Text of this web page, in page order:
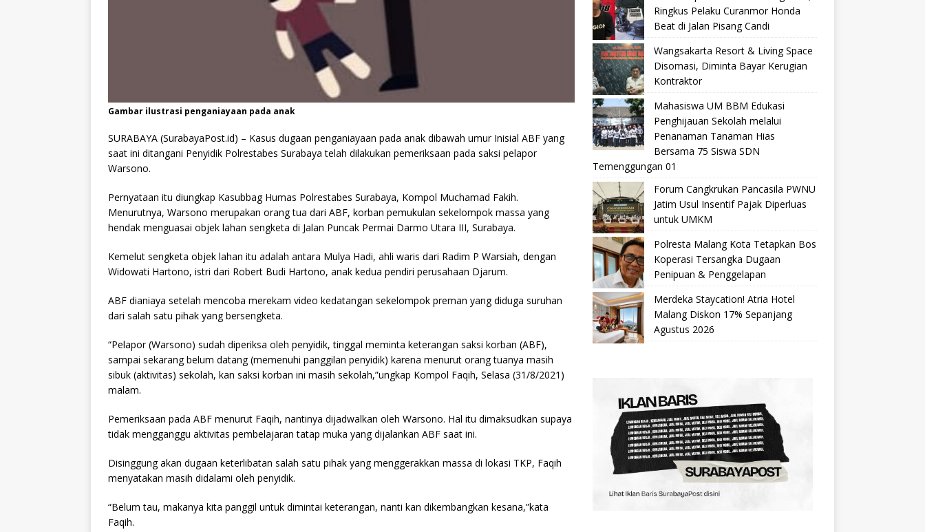
Gambar ilustrasi penganiayaan pada anak
SURABAYA (SurabayaPost.id) – Kasus dugaan penganiayaan pada anak dibawah umur Inisial ABF yang
saat ini ditangani Penyidik Polrestabes Surabaya telah dilakukan pemeriksaan pada saksi pelapor
Warsono.
Pernyataan itu diungkap Kasubbag Humas Polrestabes Surabaya, Kompol Muchamad Fakih.
Menurutnya, Warsono merupakan orang tua dari ABF, korban pemukulan sekelompok massa yang
hendak menguasai objek lahan sengketa di Jalan Puncak Permai Darmo Utara III, Surabaya.
Kemelut sengketa objek lahan itu adalah antara Mulya Hadi, ahli waris dari Radim P Warsiah, dengan
Widowati Hartono, istri dari Robert Budi Hartono, anak kedua pendiri perusahaan Djarum.
ABF dianiaya setelah mencoba merekam video kedatangan sekelompok preman yang diduga suruhan
dari salah satu pihak yang bersengketa.
“Pelapor (Warsono) sudah diperiksa oleh penyidik, tinggal meminta keterangan saksi korban (ABF),
sampai sekarang belum datang (memenuhi panggilan penyidik) karena menurut orang tuanya masih
sibuk (aktivitas) sekolah, kan saksi korban ini masih sekolah,”ungkap Kompol Faqih, Selasa (31/8/2021)
malam.
Pemeriksaan pada ABF menurut Faqih, nantinya dijadwalkan oleh Warsono. Hal itu dimaksudkan supaya
tidak mengganggu aktivitas pembelajaran tatap muka yang dijalankan ABF saat ini.
Disinggung akan dugaan keterlibatan salah satu pihak yang menggerakkan massa di lokasi TKP, Faqih
menyatakan masih didalami oleh penyidik.
“Belum tau, makanya kita panggil untuk dimintai keterangan, nanti kan dikembangkan kesana,”kata
Faqih.
Ringkus Pelaku Curanmor Honda
Beat di Jalan Pisang Candi
Wangsakarta Resort & Living Space
Disomasi, Diminta Bayar Kerugian
Kontraktor
Mahasiswa UM BBM Edukasi
Penghijauan Sekolah melalui
Penanaman Tanaman Hias
Bersama 75 Siswa SDN
Temenggungan 01
Forum Cangkrukan Pancasila PWNU
Jatim Usul Insentif Pajak Diperluas
untuk UMKM
Polresta Malang Kota Tetapkan Bos
Koperasi Tersangka Dugaan
Penipuan & Penggelapan
Merdeka Staycation! Atria Hotel
Malang Diskon 17% Sepanjang
Agustus 2026